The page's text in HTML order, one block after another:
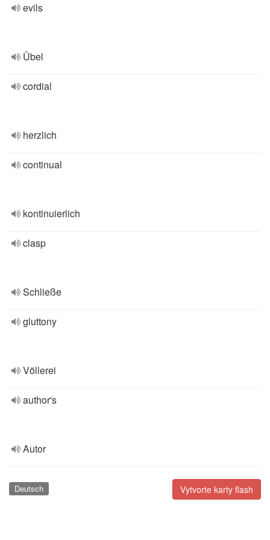
evils
Übel
cordial
herzlich
continual
kontinuierlich
clasp
Schließe
gluttony
Völlerei
author's
Autor
Vytvorte karty flash
Deutsch